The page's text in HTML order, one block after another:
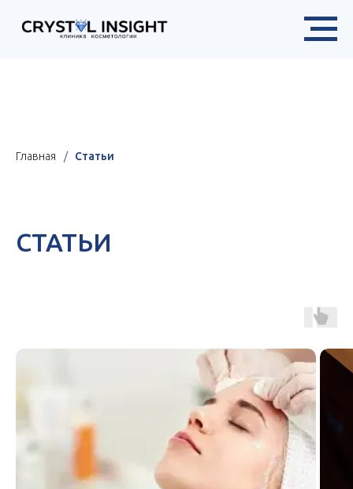
Главная / Статьи
СТАТЬИ